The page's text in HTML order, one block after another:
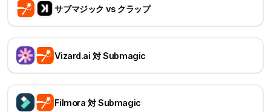
サブマジック vs クラップ
Vizard.ai 対 Submagic
Filmora 対 Submagic